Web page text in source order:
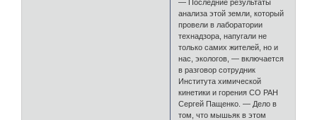
— Последние результаты
анализа этой земли, который
провели в лаборатории
технадзора, напугали не
только самих жителей, но и
нас, экологов, — включается
в разговор сотрудник
Института химической
кинетики и горения СО РАН
Сергей Пащенко. — Дело в
том, что мышьяк в этом